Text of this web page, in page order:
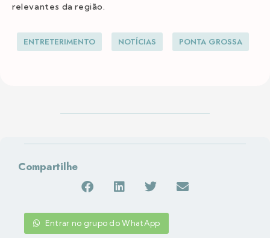
relevantes da região.
ENTRETERIMENTO NOTÍCIAS PONTA GROSSA
Compartilhe
Entrar no grupo do WhatApp